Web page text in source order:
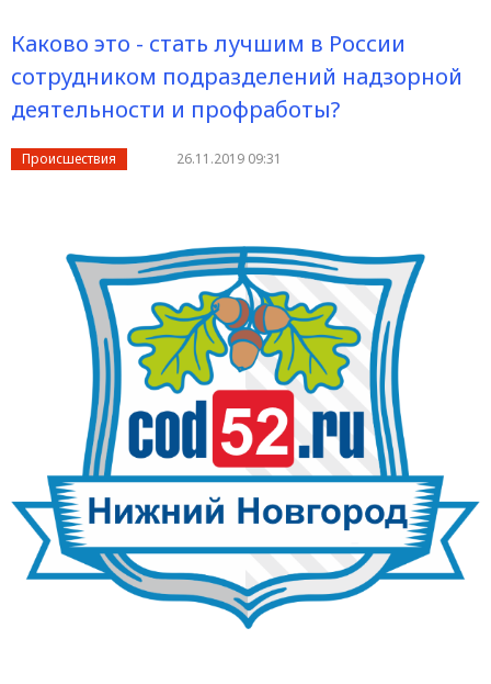
Каково это - стать лучшим в России
сотрудником подразделений надзорной
деятельности и профработы?
Происшествия 26.11.2019 09:31